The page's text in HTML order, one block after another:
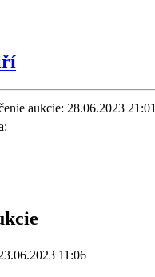
aukcie: 28.06.2023 21:01
11:06